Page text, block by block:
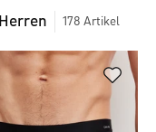
178 Artikel